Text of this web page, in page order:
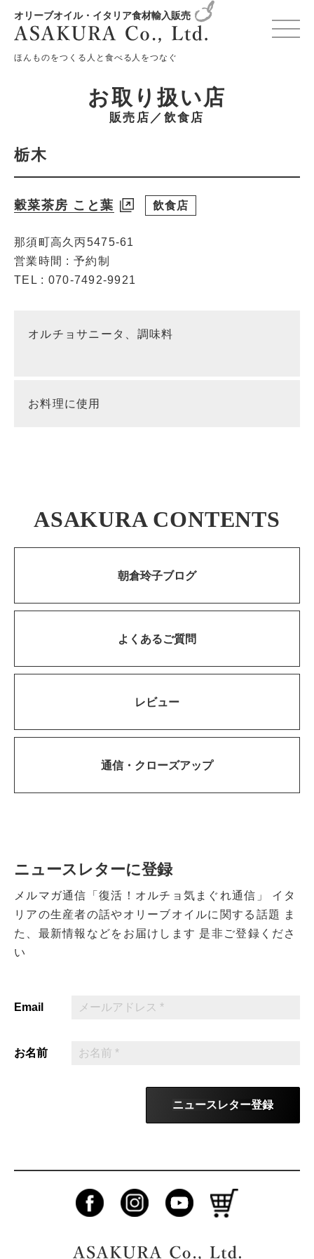
オリーブオイル・イタリア食材輸入販売
ほんものをつくる人と食べる人をつなぐ
変更確認プレビュー
お取り扱い店
販売店／飲食店
栃木
穀菜茶房 こと葉 飲食店
那須町高久丙5475-61
営業時間 : 予約制
TEL : 070-7492-9921
オルチョサニータ、調味料
お料理に使用
ASAKURA CONTENTS
朝倉玲子ブログ
よくあるご質問
レビュー
通信・ クローズアップ
ニュースレターに登録
メルマガ通信「復活！オルチョ気まぐれ通信」
イタ
リアの生産者の話やオリーブオイルに関する話題
ま
た、最新情報などをお届けします 是非ご登録くださ
い
Email
お名前
ニュースレター登録